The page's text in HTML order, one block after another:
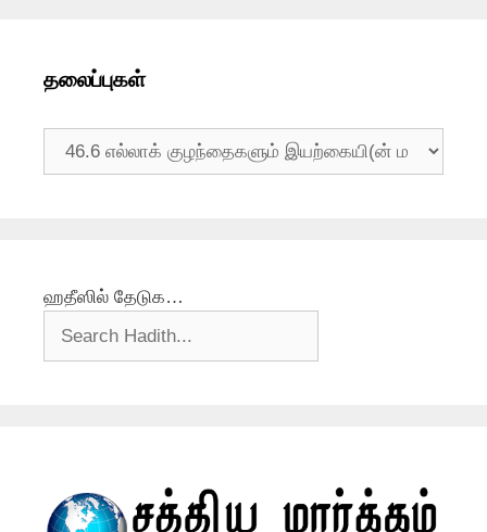
தலைப்புகள்
தலைப்புகள்
ஹதீஸில் தேடுக…